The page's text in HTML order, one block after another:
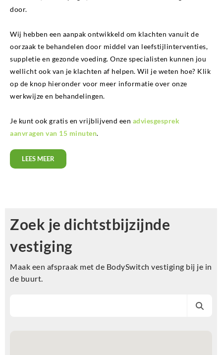
door.
Wij hebben een aanpak ontwikkeld om klachten vanuit de
oorzaak te behandelen door middel van leefstijlinterventies,
suppletie en gezonde voeding. Onze specialisten kunnen jou
wellicht ook van je klachten af helpen. Wil je weten hoe? Klik
op de knop hieronder voor meer informatie over onze
werkwijze en behandelingen.
Je kunt ook gratis en vrijblijvend een adviesgesprek
aanvragen van 15 minuten.
LEES MEER
Zoek je dichtstbijzijnde
vestiging
Maak een afspraak met de BodySwitch vestiging bij je in
de buurt.